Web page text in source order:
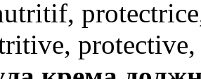
protective,